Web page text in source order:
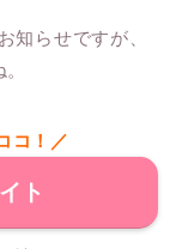
知らせですが、
コ！／
ト